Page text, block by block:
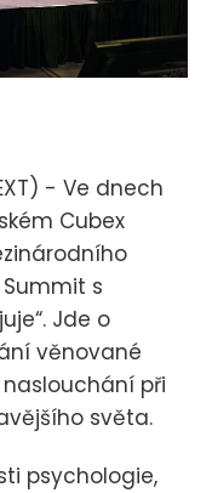
- Ve dnech
Cubex
s
Jde o
věnované
při
světa.
psychologie,